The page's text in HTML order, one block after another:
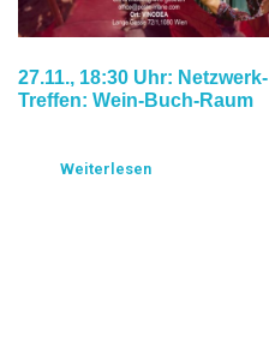
27.11., 18:30 Uhr: Netzwerk-
Treffen: Wein-Buch-Raum
Weiterlesen